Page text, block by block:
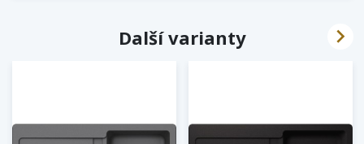
Další varianty 